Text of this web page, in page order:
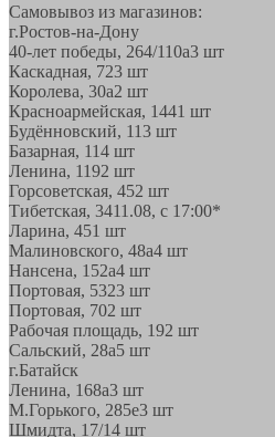
Самовывоз из магазинов:
г.Ростов-на-Дону
40-лет победы, 264/110а3 шт
Каскадная, 723 шт
Королева, 30а2 шт
Красноармейская, 1441 шт
Будённовский, 113 шт
Базарная, 114 шт
Ленина, 1192 шт
Горсоветская, 452 шт
Тибетская, 3411.08, с 17:00*
Ларина, 451 шт
Малиновского, 48а4 шт
Нансена, 152а4 шт
Портовая, 5323 шт
Портовая, 702 шт
Рабочая площадь, 192 шт
Сальский, 28a5 шт
г.Батайск
Ленина, 168а3 шт
М.Горького, 285е3 шт
Шмидта, 17/14 шт